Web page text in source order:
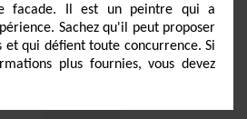
facade. Il est un peintre qui a
Sachez qu'il peut proposer
et qui défient toute concurrence. Si
plus fournies, vous devez